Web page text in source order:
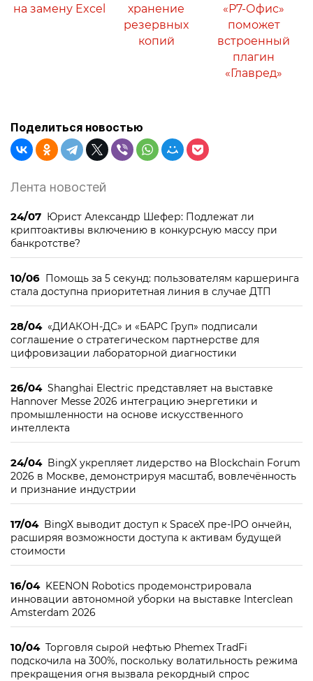
на замену Excel
хранение
резервных
копий
«Р7-Офис»
поможет
встроенный
плагин
«Главред»
Поделиться новостью
Лента новостей
24/07 Юрист Александр Шефер: Подлежат ли
криптоактивы включению в конкурсную массу при
банкротстве?
10/06 Помощь за 5 секунд: пользователям каршеринга
стала доступна приоритетная линия в случае ДТП
28/04 «ДИАКОН-ДС» и «БАРС Груп» подписали
соглашение о стратегическом партнерстве для
цифровизации лабораторной диагностики
26/04 Shanghai Electric представляет на выставке
Hannover Messe 2026 интеграцию энергетики и
промышленности на основе искусственного
интеллекта
24/04 BingX укрепляет лидерство на Blockchain Forum
2026 в Москве, демонстрируя масштаб, вовлечённость
и признание индустрии
17/04 BingX выводит доступ к SpaceX пре-IPO ончейн,
расширяя возможности доступа к активам будущей
стоимости
16/04 KEENON Robotics продемонстрировала
инновации автономной уборки на выставке Interclean
Amsterdam 2026
10/04 Торговля сырой нефтью Phemex TradFi
подскочила на 300%, поскольку волатильность режима
прекращения огня вызвала рекордный спрос